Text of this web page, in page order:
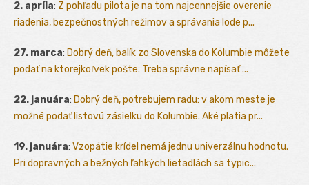
2. apríla: Z pohľadu pilota je na tom najcennejšie overenie
riadenia, bezpečnostných režimov a správania lode p...
27. marca: Dobrý deň, balík zo Slovenska do Kolumbie môžete
podať na ktorejkoľvek pošte. Treba správne napísať ...
22. januára: Dobrý deň, potrebujem radu: v akom meste je
možné podať listovú zásielku do Kolumbie. Aké platia pr...
19. januára: Vzopätie krídel nemá jednu univerzálnu hodnotu.
Pri dopravných a bežných ľahkých lietadlách sa typic...